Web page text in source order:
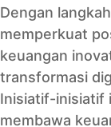
Dengan
memperkuat
keuangan
transformasi
Inisiatif-inisiatif
membawa